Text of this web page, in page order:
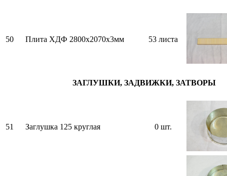
50 Плита ХДФ 2800х2070х3мм 53 листа
ЗАГЛУШКИ, ЗАДВИЖКИ, ЗАТВОРЫ
51 Заглушка 125 круглая 0 шт.